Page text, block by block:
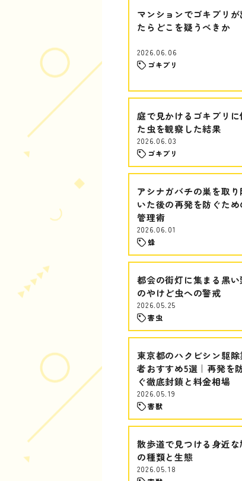
マンションでゴキブリが
たらどこを疑うべきか
2026.06.06
ゴキブリ
庭で見かけるゴキブリに
た虫を観察した結果
2026.06.03
ゴキブリ
アシナガバチの巣を取り
いた後の再発を防ぐため
管理術
2026.06.01
蜂
都会の街灯に集まる黒い
のやけど虫への警戒
2026.05.25
害虫
東京都のハクビシン駆除
者おすすめ5選｜再発を
ぐ徹底封鎖と料金相場
2026.05.19
害獣
散歩道で見つける身近な
の種類と生態
2026.05.18